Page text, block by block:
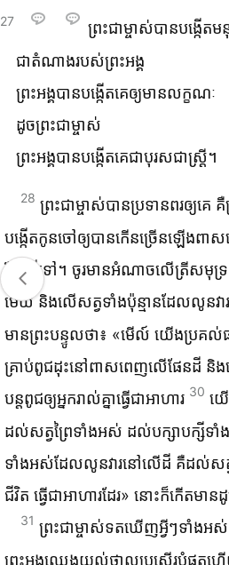
27
ព្រះ‌ជាម្ចាស់​បាន​បង្កើត​
ជា​តំណាង​របស់​ព្រះអង្គ
ព្រះអង្គ​បាន​បង្កើត​គេ​ឲ្យ​មាន​លក្ខណៈ
ដូច​ព្រះ‌ជាម្ចាស់
ព្រះអង្គ​បាន​បង្កើត​គេ​ជា​បុរស​ជា​ស្ត្រី។
28 ព្រះ‌ជាម្ចាស់​បាន​ប្រទាន​ពរ​ឲ្យ​គេ
បង្កើត​កូន​ចៅ​ឲ្យ​បាន​កើន​ច្រើន​ឡើង​ព
ផែនដី​ទៅ។ ចូរ​មាន​អំណាច​លើ​ត្រី​សមុទ្
មេឃ និង​លើ​សត្វ​ទាំង​ប៉ុន្មាន​ដែល​លូន​វ
មាន​ព្រះ‌បន្ទូល​ថា៖ «មើល៍ យើង​ប្រគល់​
គ្រាប់​ពូជ​ដុះ​នៅ​ពាស‌ពេញ​លើ​ផែនដី និង​
បន្ត​ពូជ​ឲ្យ​អ្នក​រាល់​គ្នា​ធ្វើ​ជា​អាហារ 30 យើ
ដល់​សត្វ​ព្រៃ​ទាំង​អស់ ដល់​បក្សា‌បក្សី​
ទាំង​អស់​ដែល​លូន​វារ​នៅ​លើ​ដី គឺ​ដល់​សត្វ​
ជីវិត ធ្វើ​ជា​អាហារ​ដែរ» នោះ​ក៏​កើត​មាន​
31 ព្រះ‌ជាម្ចាស់​ទត​ឃើញ​អ្វីៗ​ទាំង​អស់
ព្រះអង្គ​ឈ្វេង​យល់​ថា​ល្អ​ប្រសើរ​បំផុត​ហ